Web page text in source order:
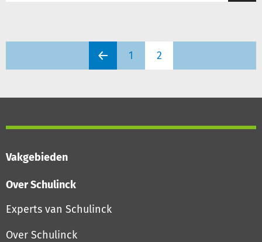
1 2
Vakgebieden
Over Schulinck
Experts van Schulinck
Over Schulinck